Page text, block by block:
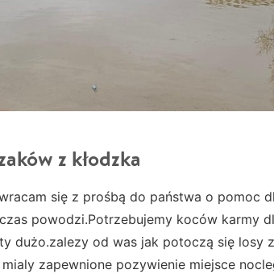
z kłodzka
się z prośbą do państwa o pomoc
powodzi.Potrzebujemy koców karmy
dużo.zalezy od was jak potoczą się losy
zapewnione pozywienie miejsce